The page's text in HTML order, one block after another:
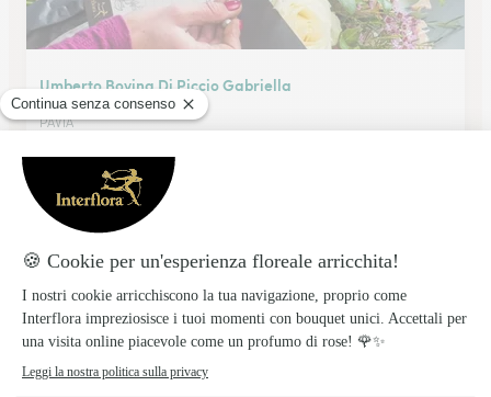
Umberto Bovina Di Piccio Gabriella
PAVIA
Via Olevano 2
Vedi il negozio